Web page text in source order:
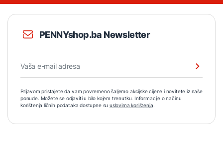
PENNYshop.ba Newsletter
Prijavom pristajete da vam povremeno šaljemo akcijske cijene i novitete iz naše
ponude. Možete se odjaviti u bilo kojem trenutku. Informacije o načinu
korištenja ličnih podataka dostupne su uslovima korištenja.